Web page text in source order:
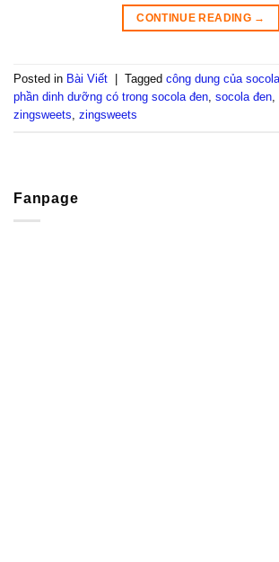
CONTINUE READING →
Posted in Bài Viết Tagged công dung của
phần dinh dưỡng có trong socola đen, socola đen,
zingsweets, zingsweets
Fanpage